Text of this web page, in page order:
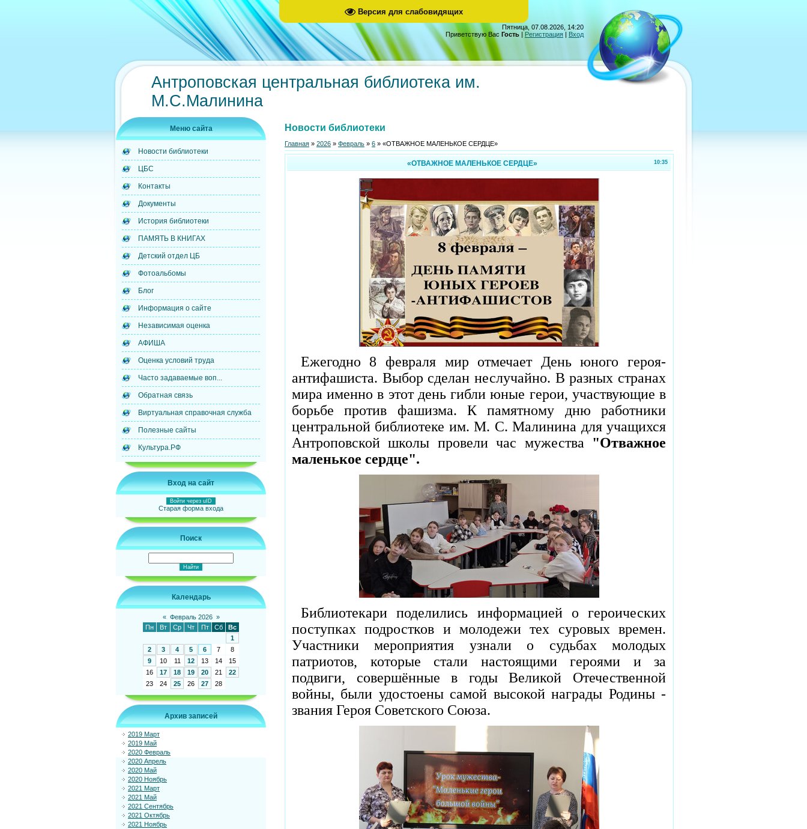
Версия для слабовидящих
Пятница, 07.08.2026, 14:20
Приветствую Вас Гость | Регистрация | Вход
Антроповская центральная библиотека им.
М.С.Малинина
Меню сайта
Новости библиотеки
ЦБС
Контакты
Документы
История библиотеки
ПАМЯТЬ В КНИГАХ
Детский отдел ЦБ
Фотоальбомы
Блог
Информация о сайте
Независимая оценка
АФИША
Оценка условий труда
Часто задаваемые воп...
Обратная связь
Виртуальная справочная служба
Полезные сайты
Культура.РФ
Вход на сайт
Войти через uID
Старая форма входа
Поиск
Календарь
« Февраль 2026 »
Пн
Вт Ср Чт Пт Сб
Вс
1
2
3 4 5 6 7
8
9
10 11 12 13 14
15
16
17 18 19 20 21
22
23
24 25 26 27 28
Архив записей
2019 Март
2019 Май
2020 Февраль
2020 Апрель
2020 Май
2020 Ноябрь
2021 Март
2021 Май
2021 Сентябрь
2021 Октябрь
2021 Ноябрь
Новости библиотеки
Главная » 2026 » Февраль » 6 » «ОТВАЖНОЕ МАЛЕНЬКОЕ СЕРДЦЕ»
10:35
«ОТВАЖНОЕ МАЛЕНЬКОЕ СЕРДЦЕ»
Ежегодно 8 февраля мир отмечает День юного героя-
антифашиста. Выбор сделан неслучайно. В разных странах
мира именно в этот день гибли юные герои, участвующие в
борьбе против фашизма. К памятному дню работники
центральной библиотеке им. М. С. Малинина для учащихся
Антроповской школы провели час мужества "Отважное
маленькое сердце".
Библиотекари поделились информацией о героических
поступках подростков и молодежи тех суровых времен.
Участники мероприятия узнали о судьбах молодых
патриотов, которые стали настоящими героями и за
подвиги, совершённые в годы Великой Отечественной
войны, были удостоены самой высокой награды Родины -
звания Героя Советского Союза.